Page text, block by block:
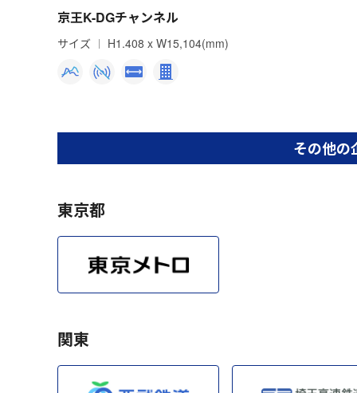
京王K-DGチャンネル
サイズ H1.408 x W15,104(mm)
その他の
東京都
関東